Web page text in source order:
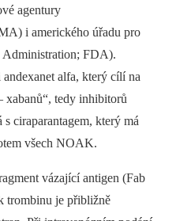
agentury
i amerického úřadu pro
FDA).
alfa, který cílí na
xabanů“, tedy inhibitorů
ciraparantagem, který má
všech NOAK.
vázající antigen (Fab
trombinu je přibližně